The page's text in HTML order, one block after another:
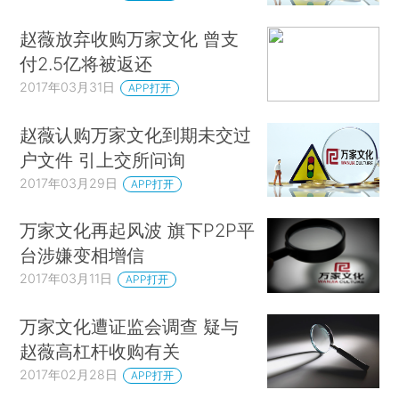
赵薇放弃收购万家文化 曾支
付2.5亿将被返还
2017年03月31日 APP打开
赵薇认购万家文化到期未交过
户文件 引上交所问询
2017年03月29日 APP打开
万家文化再起风波 旗下P2P平
台涉嫌变相增信
2017年03月11日 APP打开
万家文化遭证监会调查 疑与
赵薇高杠杆收购有关
2017年02月28日 APP打开